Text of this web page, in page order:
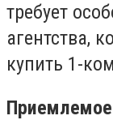
требует
агентства,
купить 1-
Приемлемое